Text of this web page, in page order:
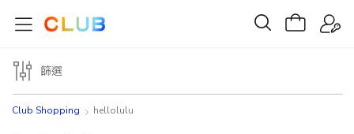
Club Shopping hellolulu
篩選